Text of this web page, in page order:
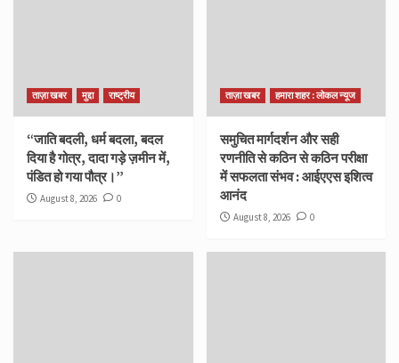
ताज़ा खबर मुद्दा राष्ट्रीय
“जाति बदली, धर्म बदला, बदल
दिया है गोत्र, दादा गड़े ज़मीन में,
पंडित हो गया पौत्र।”
August 8, 2026 0
ताज़ा खबर हमारा शहर : लोकल न्यूज
समुचित मार्गदर्शन और सही
रणनीति से कठिन से कठिन परीक्षा
में सफलता संभव : आईएएस इशित्व
आनंद
August 8, 2026 0